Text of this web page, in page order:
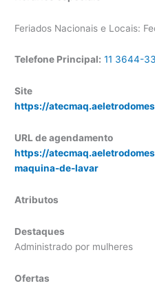
Feriados Nacionais e Locais:
Telefone Principal: 11 3644-
Site
https://
URL de agendamento
https://
maquina-de-lavar
Atributos
Destaques
Administrado por mulheres
Ofertas